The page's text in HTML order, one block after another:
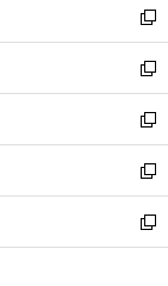
く
で
開
く
ド
ウ
で
開
く
ィ
ン
ド
ウ
で
開
く
新
し
い
ウ
ィ
ン
ド
ウ
で
開
新
し
い
ウ
ィ
ン
ド
ウ
新
し
い
ウ
ィ
ン
新
し
い
ウ
新
し